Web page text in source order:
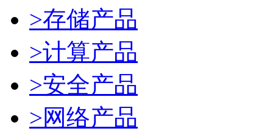
>存储产品
>计算产品
>安全产品
>网络产品